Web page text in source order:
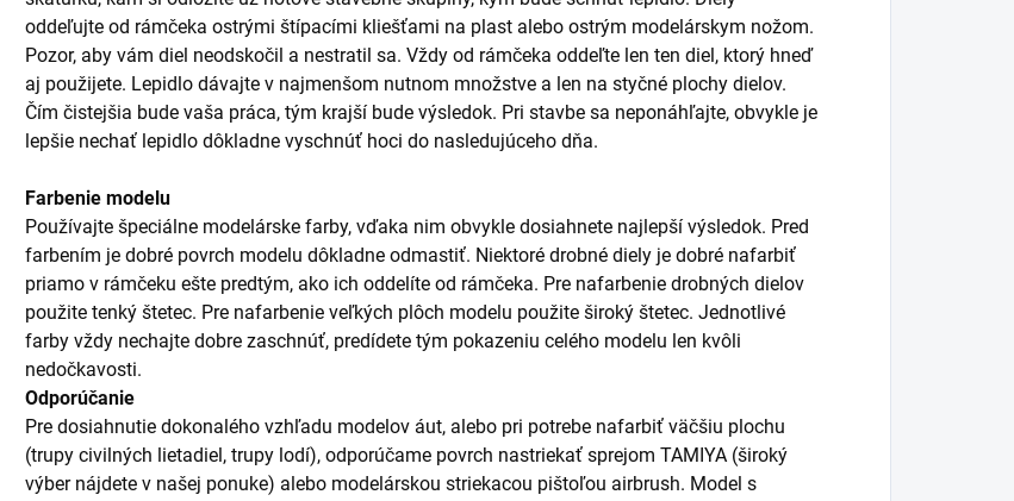
oddeľujte od rámčeka ostrými štípacími kliešťami na plast alebo ostrým modelárskym nožom.
Pozor, aby vám diel neodskočil a nestratil sa. Vždy od rámčeka oddeľte len ten diel, ktorý hneď
aj použijete. Lepidlo dávajte v najmenšom nutnom množstve a len na styčné plochy dielov.
Čím čistejšia bude vaša práca, tým krajší bude výsledok. Pri stavbe sa neponáhľajte, obvykle je
lepšie nechať lepidlo dôkladne vyschnúť hoci do nasledujúceho dňa.
Farbenie modelu
Používajte špeciálne modelárske farby, vďaka nim obvykle dosiahnete najlepší výsledok. Pred
farbením je dobré povrch modelu dôkladne odmastiť. Niektoré drobné diely je dobré nafarbiť
priamo v rámčeku ešte predtým, ako ich oddelíte od rámčeka. Pre nafarbenie drobných dielov
použite tenký štetec. Pre nafarbenie veľkých plôch modelu použite široký štetec. Jednotlivé
farby vždy nechajte dobre zaschnúť, predídete tým pokazeniu celého modelu len kvôli
nedočkavosti.
Odporúčanie
Pre dosiahnutie dokonalého vzhľadu modelov áut, alebo pri potrebe nafarbiť väčšiu plochu
(trupy civilných lietadiel, trupy lodí), odporúčame povrch nastriekať sprejom TAMIYA (široký
výber nájdete v našej ponuke) alebo modelárskou striekacou pištoľou airbrush. Model s